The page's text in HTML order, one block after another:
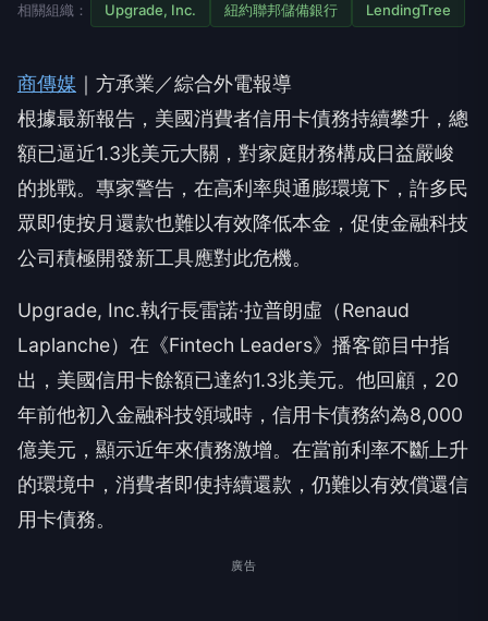
相關組織： Upgrade, Inc. 紐約聯邦儲備銀行 LendingTree
商傳媒 ｜方承業／綜合外電報導
根據最新報告，美國消費者信用卡債務持續攀升，總
額已逼近1.3兆美元大關，對家庭財務構成日益嚴峻
的挑戰。專家警告，在高利率與通膨環境下，許多民
眾即使按月還款也難以有效降低本金，促使金融科技
公司積極開發新工具應對此危機。
Upgrade, Inc.執行長雷諾·拉普朗虛（Renaud
Laplanche）在《Fintech Leaders》播客節目中指
出，美國信用卡餘額已達約1.3兆美元。他回顧，20
年前他初入金融科技領域時，信用卡債務約為8,000
億美元，顯示近年來債務激增。在當前利率不斷上升
的環境中，消費者即使持續還款，仍難以有效償還信
用卡債務。
廣告